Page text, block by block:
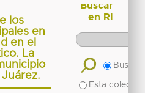
los
en
en el
La
Buscar
en RI
Buscar
Esta